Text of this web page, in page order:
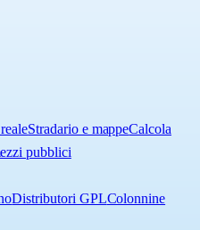
Stradario e mappeCalcola
pubblici
Distributori GPLColonnine